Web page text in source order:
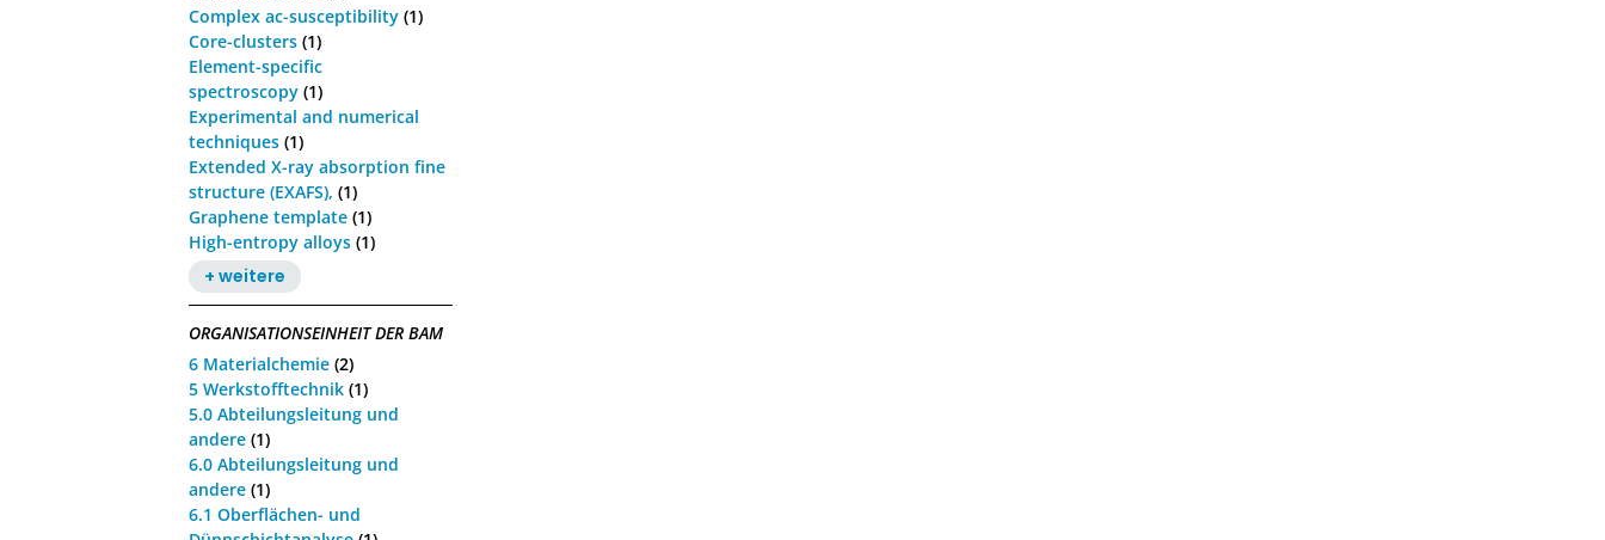
Complex ac-susceptibility (1)
Core-clusters (1)
Element-specific
spectroscopy (1)
Experimental and numerical
techniques (1)
Extended X-ray absorption fine
structure (EXAFS), (1)
Graphene template (1)
High-entropy alloys (1)
+ weitere
ORGANISATIONSEINHEIT DER BAM
6 Materialchemie (2)
5 Werkstofftechnik (1)
5.0 Abteilungsleitung und
andere (1)
6.0 Abteilungsleitung und
andere (1)
6.1 Oberflächen- und